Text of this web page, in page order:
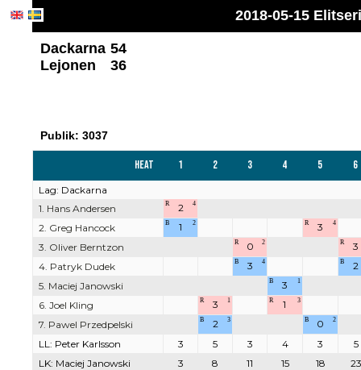
2018-05-15
Dackarna 54
Lejonen
36
Publik: 3037
Heat 1 2 3 4 5 6
Lag: Dackarna
1. Hans Andersen
R 2 4
2. Greg Hancock B 1 2 R 3 4
3. Oliver Berntzon R 0 2 R
3
4. Patryk Dudek
B 3 4 B
2
5. Maciej Janowski
B 3 1
6. Joel Kling R 3 1 R 1 3
7. Pawel Przedpelski B 2 3 B 0 2
LL: Peter Karlsson 3 5 3 4 3
5
LK: Maciej Janowski
3 8 11 15 18
23